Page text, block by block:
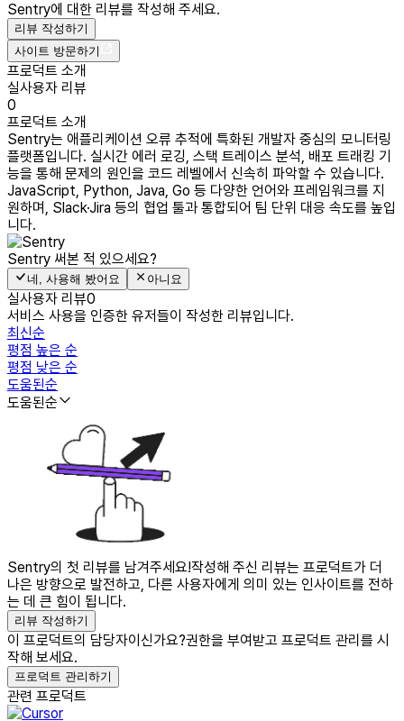
Sentry에 대한 리뷰를 작성해 주세요.
리뷰 작성하기
사이트 방문하기
프로덕트 소개
실사용자 리뷰
0
프로덕트 소개
Sentry는 애플리케이션 오류 추적에 특화된 개발자 중심의 모니터링
플랫폼입니다. 실시간 에러 로깅, 스택 트레이스 분석, 배포 트래킹 기
능을 통해 문제의 원인을 코드 레벨에서 신속히 파악할 수 있습니다.
JavaScript, Python, Java, Go 등 다양한 언어와 프레임워크를 지
원하며, Slack·Jira 등의 협업 툴과 통합되어 팀 단위 대응 속도를 높입
니다.
Sentry 써본 적 있으세요?
네, 사용해 봤어요 아니요
실사용자 리뷰0
서비스 사용을 인증한 유저들이 작성한 리뷰입니다.
최신순
평점 높은 순
평점 낮은 순
도움된순
도움된순
Sentry의 첫 리뷰를 남겨주세요!작성해 주신 리뷰는 프로덕트가 더
나은 방향으로 발전하고, 다른 사용자에게 의미 있는 인사이트를 전하
는 데 큰 힘이 됩니다.
리뷰 작성하기
이 프로덕트의 담당자이신가요?권한을 부여받고 프로덕트 관리를 시
작해 보세요.
프로덕트 관리하기
관련 프로덕트